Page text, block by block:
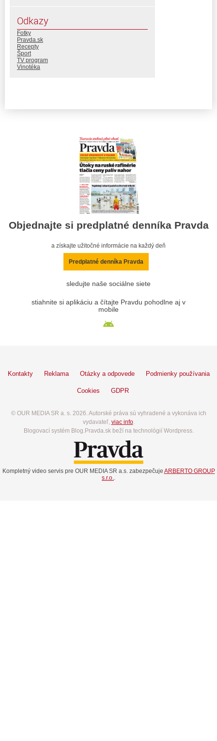
Odkazy
Fotky
Pravda.sk
Recepty
Šport
TV program
Vinotéka
Objednajte si predplatné denníka Pravda
a získajte užitočné informácie na každý deň
Predplatné denníka Pravda
sledujte naše sociálne siete
stiahnite si aplikáciu a čítajte Pravdu pohodlne aj v
mobile
Kontakty Reklama Otázky a odpovede Podmienky používania
Cookies GDPR
© OUR MEDIA SR a. s. 2026. Autorské práva sú vyhradené a vykonáva ich
vydavateľ, viac info.
Blogovací systém Blog.Pravda.sk beží na technológií Wordpress.
Kompletný video servis pre OUR MEDIA SR a.s. zabezpečuje ARBERTO GROUP
s.r.o.